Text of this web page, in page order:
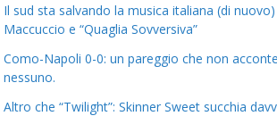
Il sud sta salvando la musica italiana (di nuovo)
Maccuccio e “Quaglia Sovversiva”
Como-Napoli 0-0: un pareggio che non
nessuno.
Altro che “Twilight”: Skinner Sweet succhia